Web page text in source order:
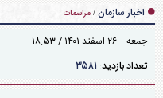
انسانی سازمان برگزار شد
اخبار سازمان / مراسمات
جمعه ۲۶ اسفند ۱۴۰۱ / ۱۸:۵۳
تعداد بازدید: ۳۵۸۱